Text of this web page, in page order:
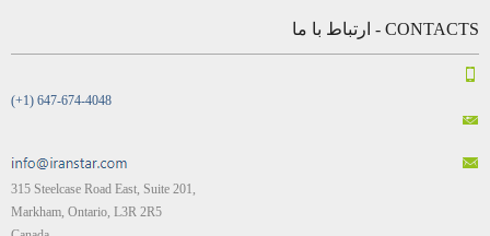
CONTACTS - ارتباط با ما
(+1) 647-674-4048
315 Steelcase Road East, Suite 201,
Markham, Ontario, L3R 2R5